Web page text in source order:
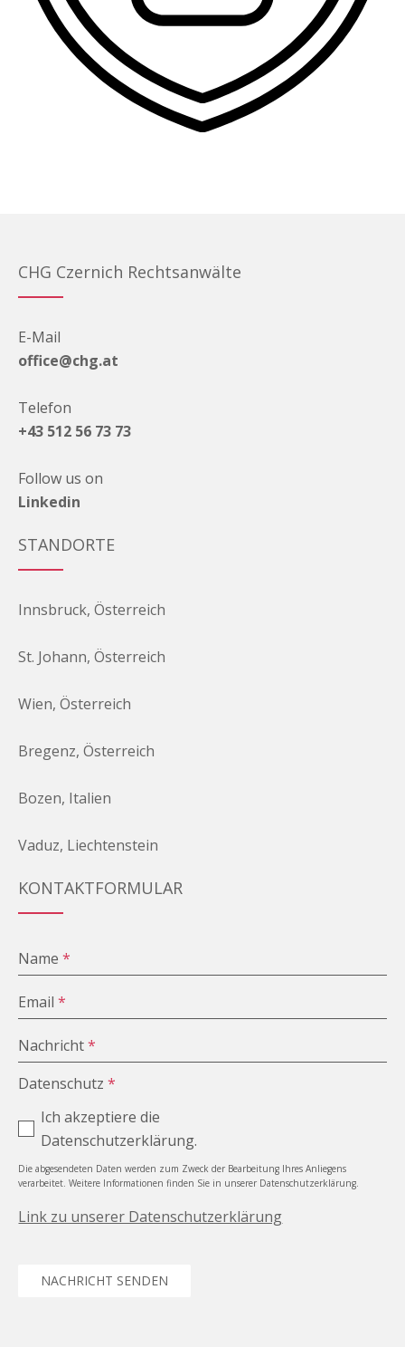
CHG Czernich Rechtsanwälte
E-Mail
office@chg.at
Telefon
+43 512 56 73 73
Follow us on
Linkedin
STANDORTE
Innsbruck, Österreich
St. Johann, Österreich
Wien, Österreich
Bregenz, Österreich
Bozen, Italien
Vaduz, Liechtenstein
KONTAKTFORMULAR
Name*
Email*
Nachricht*
Datenschutz*
Ich akzeptiere die
Datenschutzerklärung.
Die abgesendeten Daten werden zum Zweck der Bearbeitung Ihres Anliegens
verarbeitet. Weitere Informationen finden Sie in unserer Datenschutzerklärung.
Link zu unserer Datenschutzerklärung
NACHRICHT SENDEN